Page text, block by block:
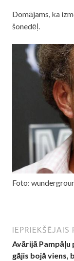
Domājams, ka
šonedēļ.
Foto:
IEPRIEKŠĒJAIS
Avārijā Pampāļu
gājis bojā viens,